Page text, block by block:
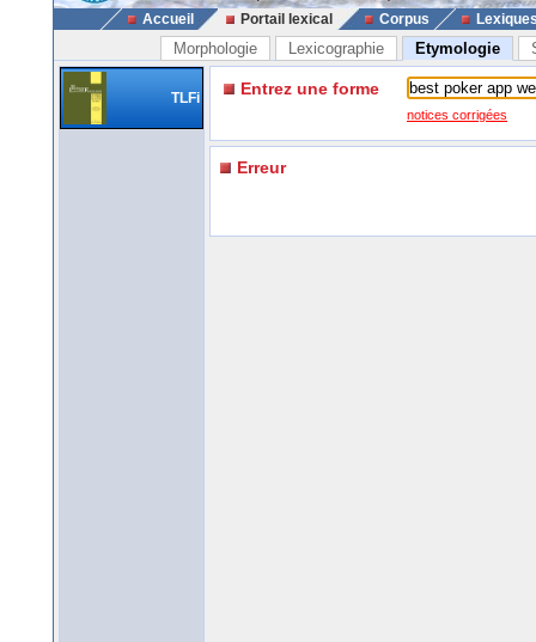
Accueil Portail lexical Corpus
Morphologie Lexicographie Etymologie
TLFi Entrez une forme
notices corrigées
Erreur